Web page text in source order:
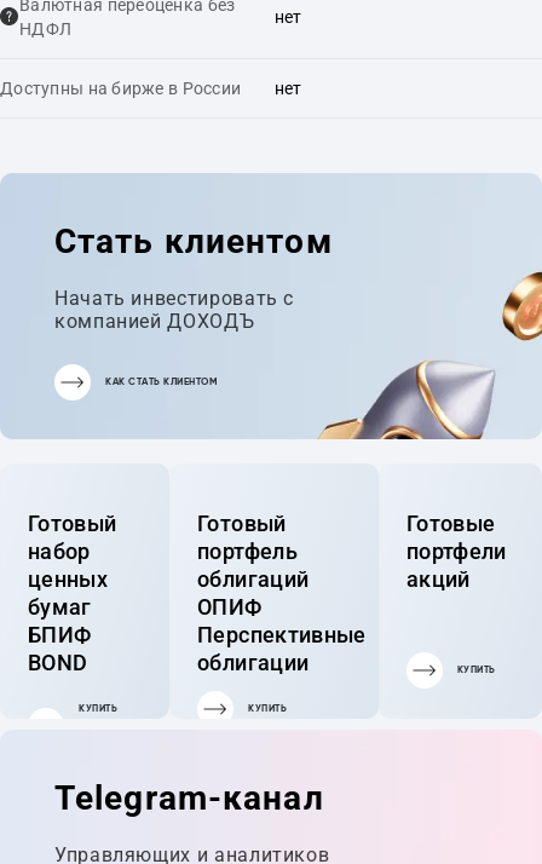
Валютная переоценка без
НДФЛ
нет
Доступны на бирже в России нет
Стать клиентом
Начать инвестировать с
компанией ДОХОДЪ
КАК СТАТЬ КЛИЕНТОМ
Готовый
набор
ценных
бумаг
БПИФ
BOND
КУПИТЬ
Готовый
портфель
облигаций
ОПИФ
Перспективные
облигации
КУПИТЬ
Готовые
портфели
акций
КУПИТЬ
Telegram-канал
Управляющих и аналитиков